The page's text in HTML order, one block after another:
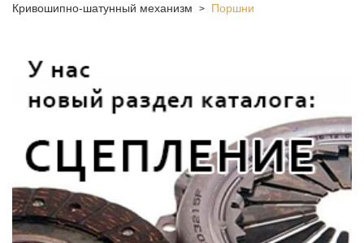
Кривошипно-шатунный механизм
Поршни